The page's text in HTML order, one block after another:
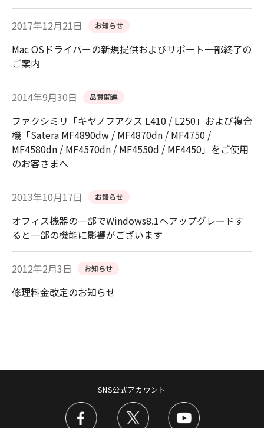
2017年12月21日 お知らせ
Mac OSドライバーの新規提供およびサポート一部終了の
ご案内
2014年9月30日 品質関連
ファクシミリ「キヤノフアクス L410 / L250」および複合
機「Satera MF4890dw / MF4870dn / MF4750 /
MF4580dn / MF4570dn / MF4550d / MF4450」をご使用
のお客さまへ
2013年10月17日 お知らせ
オフィス機器の一部でWindows8.1へアップグレードす
ると一部の機能に影響がございます
2012年2月3日 お知らせ
修理料金改定のお知らせ
SNS公式アカウント